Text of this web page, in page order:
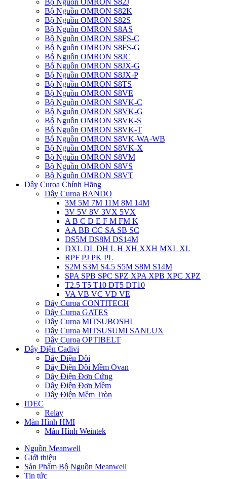
Bộ Nguồn OMRON S82K
Bộ Nguồn OMRON S82S
Bộ Nguồn OMRON S8AS
Bộ Nguồn OMRON S8FS-C
Bộ Nguồn OMRON S8FS-G
Bộ Nguồn OMRON S8JC
Bộ Nguồn OMRON S8JX-G
Bộ Nguồn OMRON S8JX-P
Bộ Nguồn OMRON S8TS
Bộ Nguồn OMRON S8VE
Bộ Nguồn OMRON S8VK-C
Bộ Nguồn OMRON S8VK-G
Bộ Nguồn OMRON S8VK-S
Bộ Nguồn OMRON S8VK-T
Bộ Nguồn OMRON S8VK-WA-WB
Bộ Nguồn OMRON S8VK-X
Bộ Nguồn OMRON S8VM
Bộ Nguồn OMRON S8VS
Bộ Nguồn OMRON S8VT
Dây Curoa Chính Hãng
Dây Curoa BANDO
3M 5M 7M 11M 8M 14M
3V 5V 8V 3VX 5VX
A B C D E F M FM K
AA BB CC SA SB SC
DS5M DS8M DS14M
DXL DL DH L H XH XXH MXL XL
RPF PJ PK PL
S2M S3M S4.5 S5M S8M S14M
SPA SPB SPC SPZ XPA XPB XPC XPZ
T2.5 T5 T10 DT5 DT10
VA VB VC VD VE
Dây Curoa CONTITECH
Dây Curoa GATES
Dây Curoa MITSUBOSHI
Dây Curoa MITSUSUMI SANLUX
Dây Curoa OPTIBELT
Dây Điện Cadivi
Dây Điện Đôi
Dây Điện Đôi Mềm Ovan
Dây Điện Đơn Cứng
Dây Điện Đơn Mềm
Dây Điện Mềm Tròn
IDEC
Relay
Màn Hình HMI
Màn Hình Weintek
Nguồn Meanwell
Giới thiệu
Sản Phẩm Bộ Nguồn Meanwell
Tin tức